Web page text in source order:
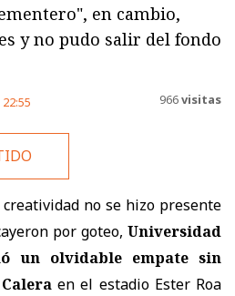
en cambio,
y no pudo salir del fondo
22:55 966visitas
no se hizo presente
por goteo, Universidad
un olvidable empate sin
en el estadio Ester Roa